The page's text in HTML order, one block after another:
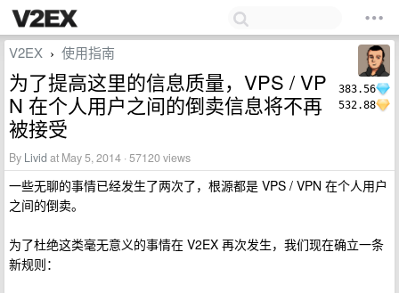
383.56
532.88
V2EX › 使用指南
为了提高这里的信息质量，VPS / VP
N 在个人用户之间的倒卖信息将不再
被接受
By Livid at May 5, 2014 · 57120 views
一些无聊的事情已经发生了两次了，根源都是 VPS / VPN 在个人用户
之间的倒卖。
为了杜绝这类毫无意义的事情在 V2EX 再次发生，我们现在确立一条
新规则：